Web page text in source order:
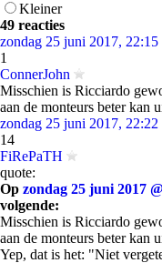
Kleiner
49 reacties
zondag 25 juni 2017, 22:15
1
ConnerJohn
Misschien is Ricciardo
aan de monteurs beter kan
zondag 25 juni 2017, 22:22
14
FiRePaTH
quote:
Op zondag 25 juni 2017
volgende:
Misschien is Ricciardo
aan de monteurs beter kan
Yep, dat is het: "Niet